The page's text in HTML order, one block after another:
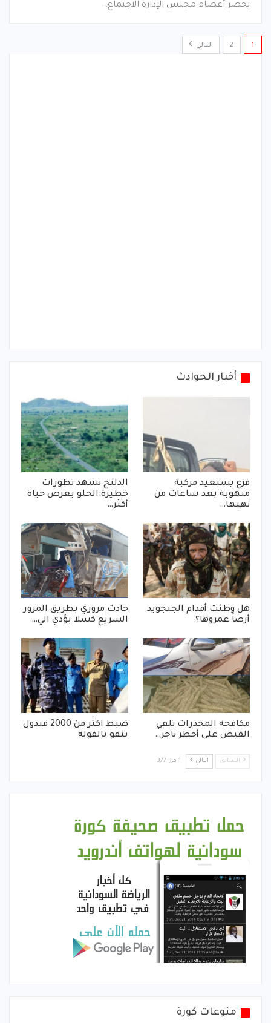
يحضر أعضاء مجلس الإدارة الاجتماع…
1
2 التالي
أخبار الحوادث
فزع يستعيد مركبة
منهوبة بعد ساعات من
نهبها…
الدلنج تشهد تطورات
خطيرة:الحلو يعرض حياة
أكثر…
هل وطئت أقدام الجنجويد
أرضاً عمروها؟
حادث مروري بطريق المرور
السريع كسلا يؤدي الي…
مكافحة المخدرات تلقي
القبض على أخطر تاجر…
ضبط اكثر من 2000 قندول
بنقو بالفولة
السابق التالي 1 من 377
منوعات كورة